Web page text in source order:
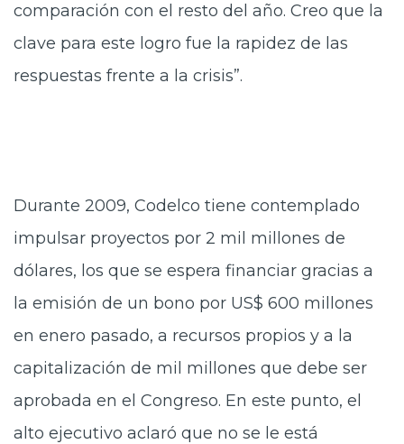
comparación con el resto del año. Creo que la
clave para este logro fue la rapidez de las
respuestas frente a la crisis”.
Durante 2009, Codelco tiene contemplado
impulsar proyectos por 2 mil millones de
dólares, los que se espera financiar gracias a
la emisión de un bono por US$ 600 millones
en enero pasado, a recursos propios y a la
capitalización de mil millones que debe ser
aprobada en el Congreso. En este punto, el
alto ejecutivo aclaró que no se le está